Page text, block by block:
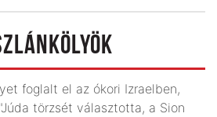
foglalt el az ókori Izraelben,
törzsét választotta, a Sion